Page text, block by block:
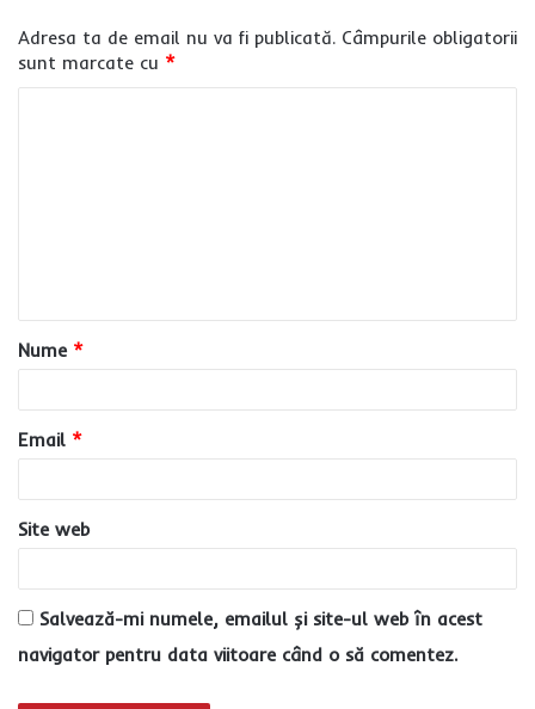
Adresa ta de email nu va fi publicată. Câmpurile obligatorii
sunt marcate cu *
a
r
*
Nume *
Email *
Site web
Salvează-mi numele, emailul și site-ul web în acest
navigator pentru data viitoare când o să comentez.